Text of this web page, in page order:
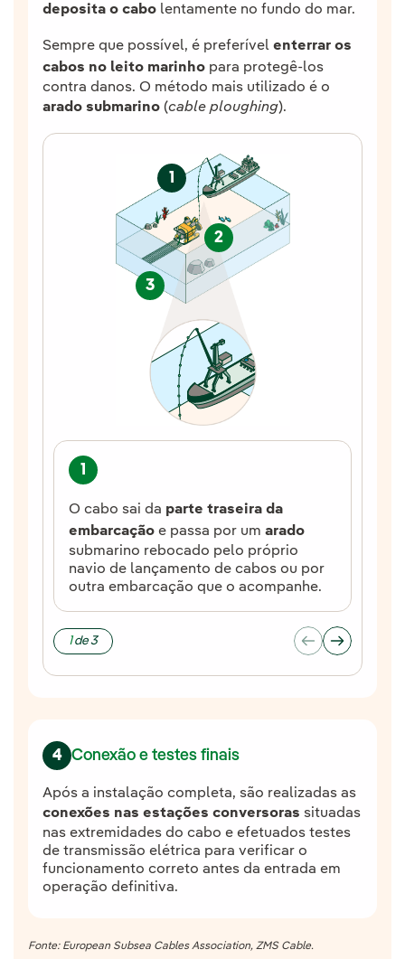
deposita o cabo lentamente no fundo do mar.
Sempre que possível, é preferível enterrar os
cabos no leito marinho para protegê-los
contra danos. O método mais utilizado é o
arado submarino (cable ploughing).
1
2
3
1
O cabo sai da parte traseira da
embarcação e passa por um arado
submarino rebocado pelo próprio
navio de lançamento de cabos ou por
outra embarcação que o acompanhe.
1 de3
4 Conexão e testes finais
Após a instalação completa, são realizadas as
conexões nas estações conversoras situadas
nas extremidades do cabo e efetuados testes
de transmissão elétrica para verificar o
funcionamento correto antes da entrada em
operação definitiva.
Fonte: European Subsea Cables Association, ZMS Cable.